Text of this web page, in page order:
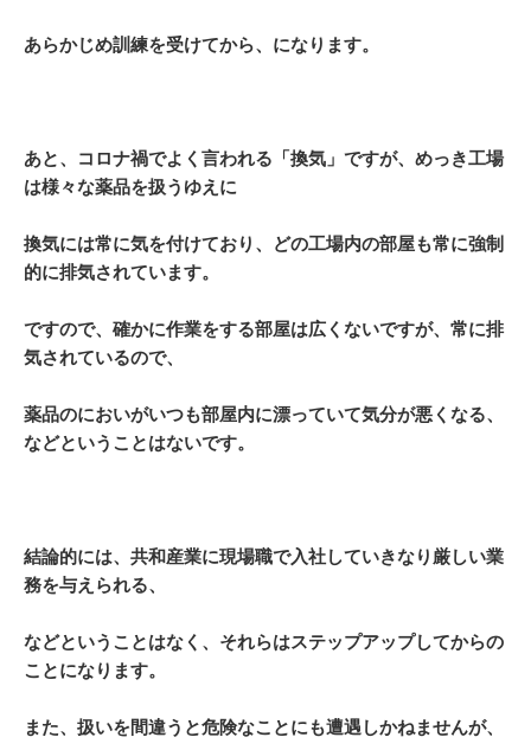
あらかじめ訓練を受けてから、になります。
あと、コロナ禍でよく言われる「換気」ですが、めっき工場
は様々な薬品を扱うゆえに
換気には常に気を付けており、どの工場内の部屋も常に強制
的に排気されています。
ですので、確かに作業をする部屋は広くないですが、常に排
気されているので、
薬品のにおいがいつも部屋内に漂っていて気分が悪くなる、
などということはないです。
結論的には、共和産業に現場職で入社していきなり厳しい業
務を与えられる、
などということはなく、それらはステップアップしてからの
ことになります。
また、扱いを間違うと危険なことにも遭遇しかねませんが、